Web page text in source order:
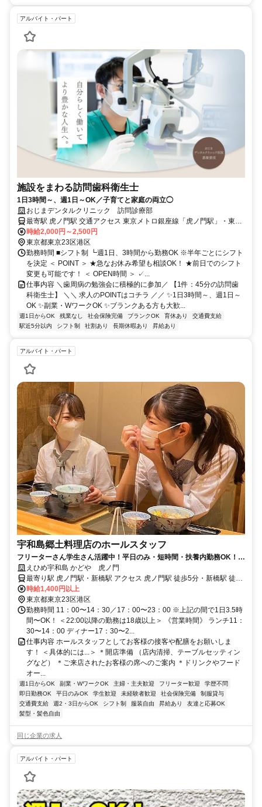
アルバイト・パート
施設をまわる訪問歯科衛生士
1日3時間～、週1日～OK／子育てと家庭の両立◯
おじまデンタルクリニック 訪問診療部
最寄駅 虎ノ門駅 交通アクセス 東京メトロ銀座線「虎ノ門駅」・東京
メトロ日比谷線「虎ノ門ヒルズ駅」より徒歩1分 おじまデンタルクリ
時給2,000円～2,500円
東京都東京23区港区
勤務時間 ■シフト制 ┗週1日、3時間から勤務OK ※半年ごとにシフト
を決定 ＜ POINT ＞ ★急なお休み希望も相談OK！ ★前日でのシフト
変更も可能です！ ＜ OPEN時間 ＞ ✓...
仕事内容 ＼歯周病の勉強会に積極的に参加／ 【1件：45分の訪問歯
科衛生士】 ＼＼ 求人のPOINTはコチラ ／／ ✨1日3時間～、週1日～
OK ✨副業・WワークOK ✨ブランクある方も大歓...
週1日からOK 残業なし 社会保険完備 ブランクOK 育休あり
交通費支給
駅近5分以内
シフト制 社割あり 長期休暇あり 昇給あり
アルバイト・パート
宇和島郷土料理店のホールスタッフ
フリーターさん学生さん活躍中！平日のみ・短時間・扶養内勤務OK！未
経験・ブランクのある方も歓迎！
えひめ宇和島 かどや 虎ノ門
最寄り駅 虎ノ門駅・新橋駅 アクセス 虎ノ門駅 徒歩5分・新橋駅 徒歩
6分
時給1,400円以上
東京都東京23区港区
勤務時間 11：00〜14：30／17：00〜23：00 ※上記の間で1日3.5時
間〜OK！ ＜22:00以降の勤務は18歳以上＞ 《営業時間》 ランチ11：
30〜14：00 ディナー17：30〜2...
仕事内容 ホールスタッフとしてお客様の接客や配膳をお願いしま
す！ ＜具体的には...＞ ＊開店準備 （店内清掃、テーブルセッティン
グなど） ＊ご来店されたお客様の席へのご案内 ＊ドリンクやフード
オー...
週1日からOK 副業・WワークOK 主婦・主夫歓迎 フリーター歓迎
学歴不問
即日勤務OK
平日のみOK 学生歓迎 未経験者歓迎 社会保険完備
制服貸与
交通費支給
週2・3日からOK シフト制 服装自由 昇給あり
友達と応募OK
髪型・髪色自由
同じ企業の求人
アルバイト・パート